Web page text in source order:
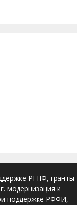
РГНФ, гранты
модернизация и
поддержке РФФИ,